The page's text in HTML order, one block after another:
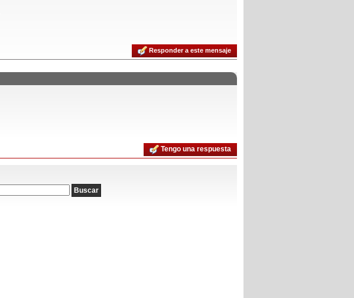
Responder a este mensaje
Tengo una respuesta